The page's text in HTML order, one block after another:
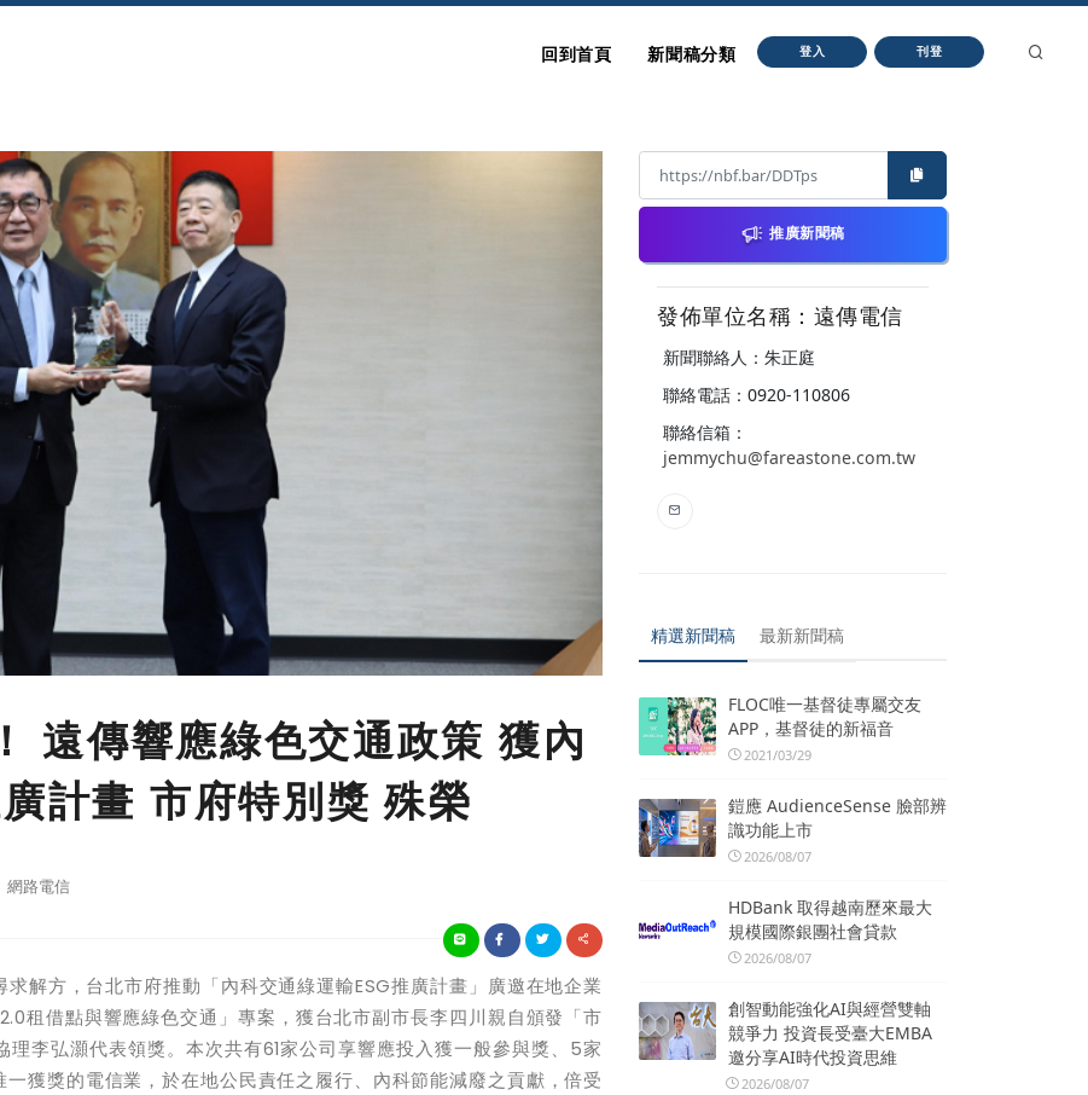
回到首頁 新聞稿分類 登入 刊登
遠傳響應綠色交通政策 獲內
計畫 市府特別獎 殊榮
網路電信
方，台北市府推動「內科交通綠運輸ESG推廣計畫」廣邀在地企業
租借點與響應綠色交通」專案，獲台北市副市長李四川親自頒發「市
李弘灝代表領獎。本次共有61家公司享響應投入獲一般參與獎、5家
獲獎的電信業，於在地公民責任之履行、內科節能減廢之貢獻，倍受
推廣新聞稿
發佈單位名稱：遠傳電信
新聞聯絡人：朱正庭
聯絡電話：0920-110806
聯絡信箱：
jemmychu@fareastone.com.tw
精選新聞稿 最新新聞稿
FLOC唯一基督徒專屬交友
APP，基督徒的新福音
2021/03/29
鎧應 AudienceSense 臉部辨
識功能上市
2026/08/07
HDBank 取得越南歷來最大
規模國際銀團社會貸款
2026/08/07
創智動能強化AI與經營雙軸
競爭力 投資長受臺大EMBA
邀分享AI時代投資思維
2026/08/07